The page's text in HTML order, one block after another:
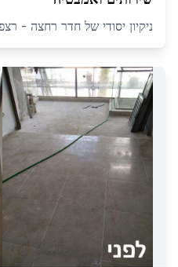
ניקיון יסודי של חדר רחצה -